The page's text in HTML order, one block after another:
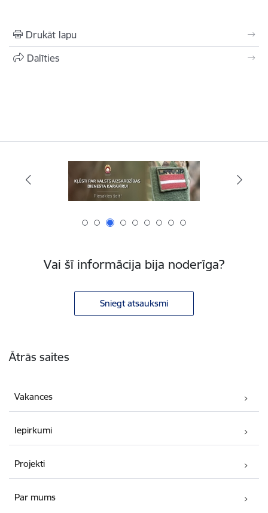
Drukāt lapu
Dalīties
Vai šī informācija bija noderīga?
Sniegt atsauksmi
Ātrās saites
Vakances
Iepirkumi
Projekti
Par mums